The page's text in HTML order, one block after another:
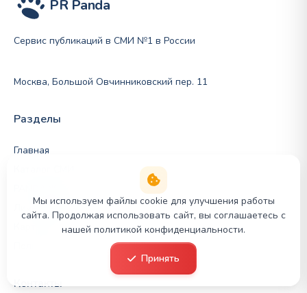
PR Panda
Сервис публикаций в СМИ №1 в России
Москва, Большой Овчинниковский пер. 11
Разделы
Главная
Личный кабинет
Карта сайта
Политика конфиденциальности
Контакты
Мы используем файлы cookie для улучшения работы
сайта. Продолжая использовать сайт, вы соглашаетесь с
нашей политикой конфиденциальности.
Принять